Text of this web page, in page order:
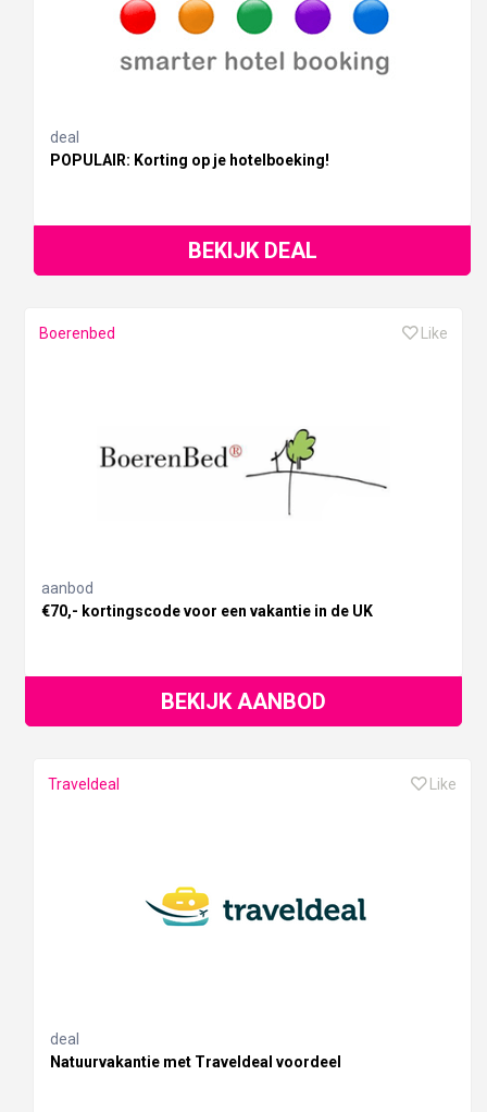
deal
POPULAIR: Korting op je hotelboeking!
BEKIJK DEAL
Boerenbed Like
aanbod
€70,- kortingscode voor een vakantie in de UK
BEKIJK AANBOD
Traveldeal Like
deal
Natuurvakantie met Traveldeal voordeel